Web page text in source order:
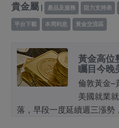
貴金屬 | 產品及服務 阻力支持表
平台下載 本周利息 黃金交流區
黃金高位
矚目今晚
倫敦黃金–
美國就業
落，早段一度延續週三漲勢